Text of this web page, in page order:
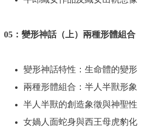
05：變形神話（上）兩種形體組合
變形神話特性：生命體的變形
兩種形體組合：半人半獸形象
半人半獸的創造象徵與神聖性
女媧人面蛇身與西王母虎豹化